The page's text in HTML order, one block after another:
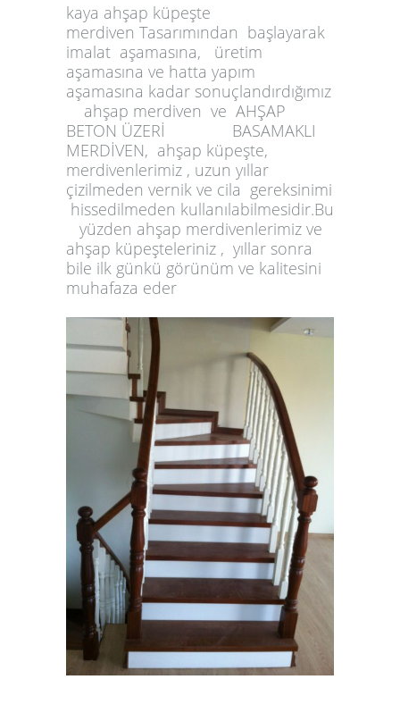
kaya ahşap küpeşte
merdiven Tasarımından başlayarak
imalat aşamasına, üretim
aşamasına ve hatta yapım
aşamasına kadar sonuçlandırdığımız
ahşap merdiven ve AHŞAP
BETON ÜZERİ BASAMAKLI
MERDİVEN, ahşap küpeşte,
merdivenlerimiz , uzun yıllar
çizilmeden vernik ve cila gereksinimi
hissedilmeden kullanılabilmesidir.Bu
yüzden ahşap merdivenlerimiz ve
ahşap küpeşteleriniz , yıllar sonra
bile ilk günkü görünüm ve kalitesini
muhafaza eder